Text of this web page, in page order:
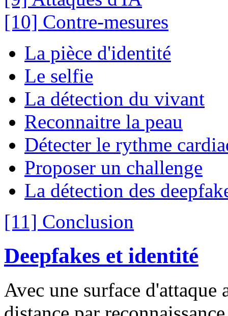
[10] Contre-mesures
La pièce d'identité
Le selfie
La détection du vivant
Reconnaitre la peau
Détecter le rythme
Proposer un challenge
La détection des
[11] Conclusion
Deepfakes et identité
Avec une surface